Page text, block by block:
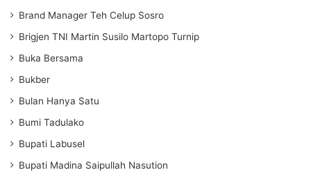
Brand Manager Teh Celup Sosro
Brigjen TNI Martin Susilo Martopo Turnip
Buka Bersama
Bukber
Bulan Hanya Satu
Bumi Tadulako
Bupati Labusel
Bupati Madina Saipullah Nasution